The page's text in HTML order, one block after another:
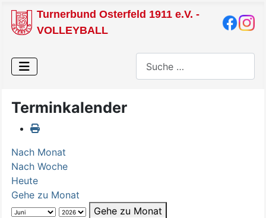
Turnerbund Osterfeld 1911 e.V. -
VOLLEYBALL
Terminkalender
Nach Monat
Nach Woche
Heute
Gehe zu Monat
Gehe zu Monat